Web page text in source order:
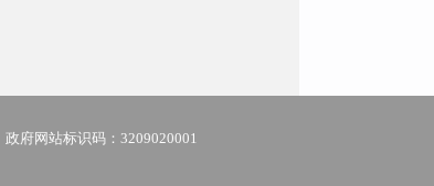
政府网站标识码：3209020001